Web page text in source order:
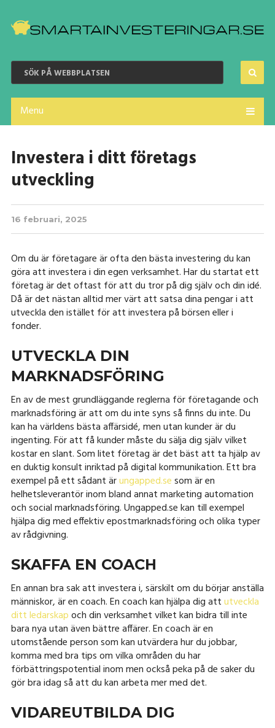
Menu
Investera i ditt företags
utveckling
16 februari, 2025
Om du är företagare är ofta den bästa investering du kan
göra att investera i din egen verksamhet. Har du startat ett
företag är det oftast för att du tror på dig själv och din idé.
Då är det nästan alltid mer värt att satsa dina pengar i att
utveckla den istället för att investera på börsen eller i
fonder.
UTVECKLA DIN
MARKNADSFÖRING
En av de mest grundläggande reglerna för företagande och
marknadsföring är att om du inte syns så finns du inte. Du
kan ha världens bästa affärsidé, men utan kunder är du
ingenting. För att få kunder måste du sälja dig själv vilket
kostar en slant. Som litet företag är det bäst att ta hjälp av
en duktig konsult inriktad på digital kommunikation. Ett bra
exempel på ett sådant ärungapped.sesom är en
helhetsleverantör inom bland annat marketing automation
och social marknadsföring. Ungapped.se kan till exempel
hjälpa dig med effektiv epostmarknadsföring och olika typer
av rådgivning.
SKAFFA EN COACH
En annan bra sak att investera i, särskilt om du börjar anställa
människor, är en coach. En coach kan hjälpa dig attutveckla
ditt ledarskapoch din verksamhet vilket kan bidra till inte
bara nya utan även bättre affärer. En coach är en
utomstående person som kan utvärdera hur du jobbar,
komma med bra tips om vilka områden du har
förbättringspotential inom men också peka på de saker du
gör bra idag så att du kan arbeta mer med det.
VIDAREUTBILDA DIG